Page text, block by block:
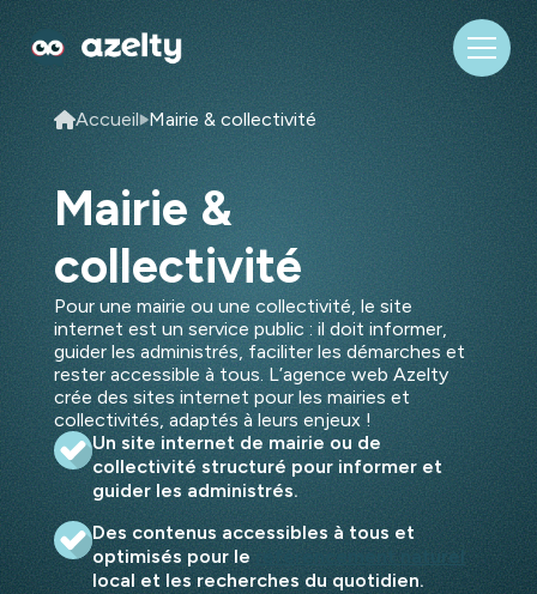
Accueil Mairie & collectivité
Mairie &
collectivité
Pour une mairie ou une collectivité, le site
internet est un service public : il doit informer,
guider les administrés, faciliter les démarches et
rester accessible à tous. L’agence web Azelty
crée des sites internet pour les mairies et
collectivités, adaptés à leurs enjeux !
Un site internet de mairie ou de
collectivité structuré pour informer et
guider les administrés.
Des contenus accessibles à tous et
optimisés pour leréférencement naturel
local et les recherches du quotidien.